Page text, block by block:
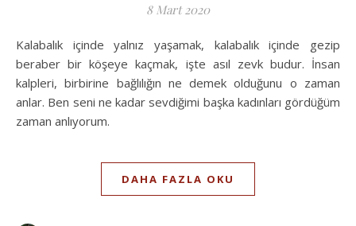
8 Mart 2020
Kalabalık içinde yalnız yaşamak, kalabalık içinde gezip
beraber bir köşeye kaçmak, işte asıl zevk budur. İnsan
kalpleri, birbirine bağlılığın ne demek olduğunu o zaman
anlar. Ben seni ne kadar sevdiğimi başka kadınları gördüğüm
zaman anlıyorum.
DAHA FAZLA OKU